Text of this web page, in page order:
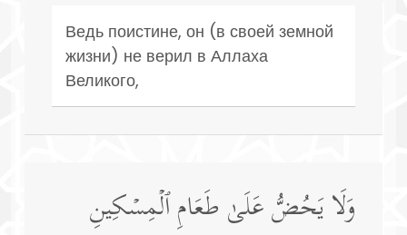
Ведь поистине, он (в своей земной
жизни) не верил в Аллаха
Великого,
وَلَا یَحُضُّ عَلَىٰ طَعَامِ ٱلۡمِسۡكِینِ